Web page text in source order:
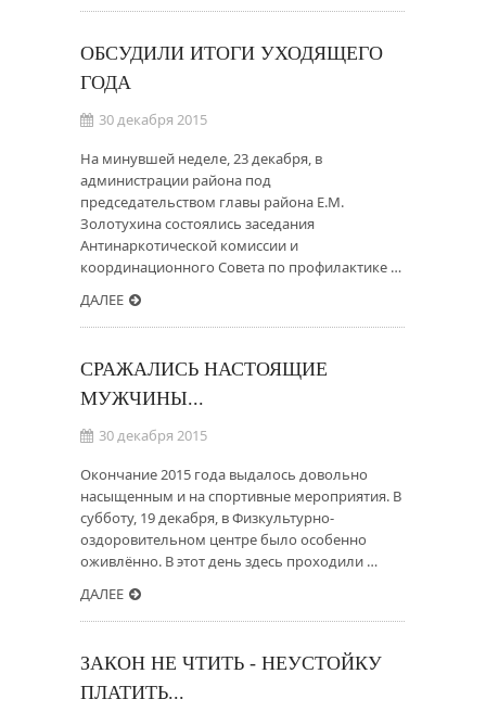
ОБСУДИЛИ ИТОГИ УХОДЯЩЕГО
ГОДА
30 декабря 2015
На минувшей неделе, 23 декабря, в
администрации района под
председательством главы района Е.М.
Золотухина состоялись заседания
Антинаркотической комиссии и
координационного Совета по профилактике …
ДАЛЕЕ
СРАЖАЛИСЬ НАСТОЯЩИЕ
МУЖЧИНЫ...
30 декабря 2015
Окончание 2015 года выдалось довольно
насыщенным и на спортивные мероприятия. В
субботу, 19 декабря, в Физкультурно-
оздоровительном центре было особенно
оживлённо. В этот день здесь проходили …
ДАЛЕЕ
ЗАКОН НЕ ЧТИТЬ - НЕУСТОЙКУ
ПЛАТИТЬ...